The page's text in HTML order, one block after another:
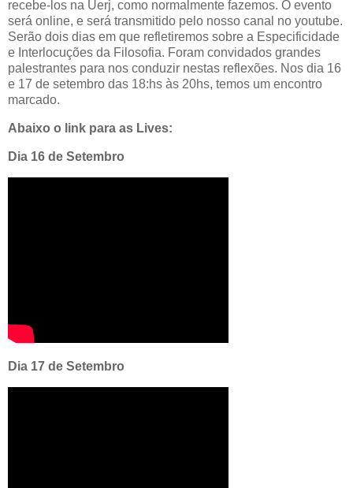
recebe-los na Uerj, como normalmente fazemos. O evento
será online, e será transmitido pelo nosso canal no youtube.
Serão dois dias em que refletiremos sobre a Especificidade
e Interlocuções da Filosofia. Foram convidados grandes
palestrantes para nos conduzir nestas reflexões. Nos dia 16
e 17 de setembro das 18:hs às 20hs, temos um encontro
marcado.
Abaixo o link para as Lives:
Dia 16 de Setembro
Dia 17 de Setembro